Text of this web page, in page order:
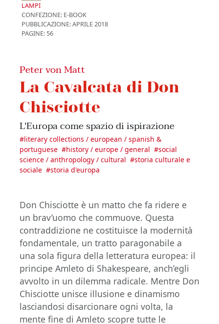
LAMPI
CONFEZIONE: E-BOOK
PUBBLICAZIONE:APRILE 2018
PAGINE: 56
Peter von Matt
La Cavalcata di Don
Chisciotte
L'Europa come spazio di ispirazione
#literary collections / european / spanish &
portuguese #history / europe / general #social
science / anthropology / cultural #storia culturale e
sociale #storia d'europa
Don Chisciotte è un matto che fa ridere e
un brav’uomo che commuove. Questa
contraddizione ne costituisce la modernità
fondamentale, un tratto paragonabile a
una sola figura della letteratura europea: il
principe Amleto di Shakespeare, anch’egli
avvolto in un dilemma radicale. Mentre Don
Chisciotte unisce illusione e dinamismo
lasciandosi disarcionare ogni volta, la
mente fine di Amleto scopre tutte le